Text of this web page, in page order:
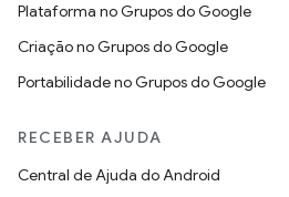
Plataforma no Grupos do Google
Criação no Grupos do Google
Portabilidade no Grupos do Google
RECEBER AJUDA
Central de Ajuda do Android